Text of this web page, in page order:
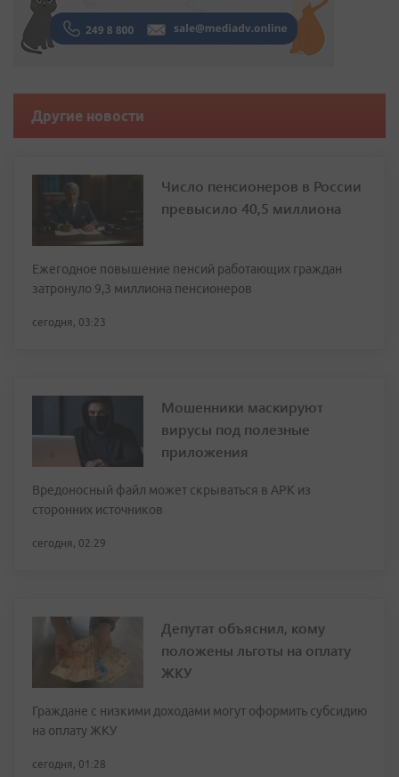
Другие новости
Число пенсионеров в России
превысило 40,5 миллиона
Ежегодное повышение пенсий работающих граждан
затронуло 9,3 миллиона пенсионеров
сегодня, 03:23
Мошенники маскируют
вирусы под полезные
приложения
Вредоносный файл может скрываться в APK из
сторонних источников
сегодня, 02:29
Депутат объяснил, кому
положены льготы на оплату
ЖКУ
Граждане с низкими доходами могут оформить субсидию
на оплату ЖКУ
сегодня, 01:28